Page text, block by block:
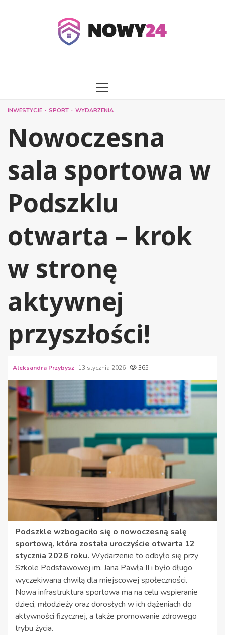
MENU
INWESTYCJE SPORT WYDARZENIA
Nowoczesna
sala sportowa w
Podszklu
otwarta – krok
w stronę
aktywnej
przyszłości!
Aleksandra Przybysz 13 stycznia 2026 365
Podszkle wzbogaciło się o nowoczesną salę
sportową, która została uroczyście otwarta 12
stycznia 2026 roku. Wydarzenie to odbyło się przy
Szkole Podstawowej im. Jana Pawła II i było długo
wyczekiwaną chwilą dla miejscowej społeczności.
Nowa infrastruktura sportowa ma na celu wspieranie
dzieci, młodzieży oraz dorosłych w ich dążeniach do
aktywności fizycznej, a także promowanie zdrowego
trybu życia.